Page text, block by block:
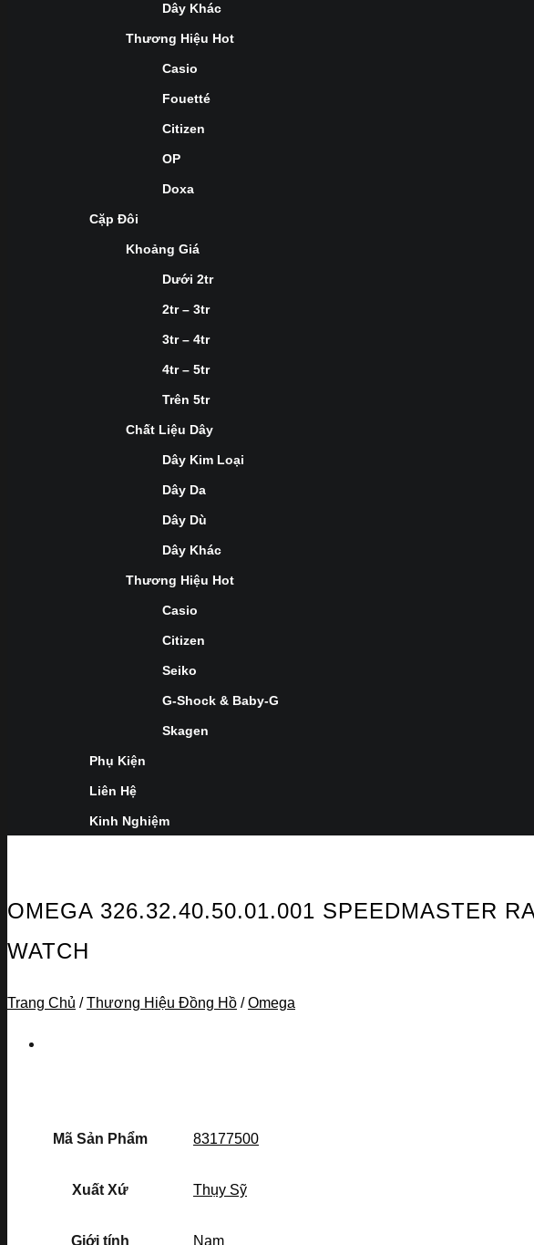
Dây Khác
Thương Hiệu Hot
Casio
Fouetté
Citizen
OP
Doxa
Cặp Đôi
Khoảng Giá
Dưới 2tr
2tr – 3tr
3tr – 4tr
4tr – 5tr
Trên 5tr
Chất Liệu Dây
Dây Kim Loại
Dây Da
Dây Dù
Dây Khác
Thương Hiệu Hot
Casio
Citizen
Seiko
G-Shock & Baby-G
Skagen
Phụ Kiện
Liên Hệ
Kinh Nghiệm
OMEGA 326.32.40.50.01.001 SPEEDMASTER
WATCH
Trang Chủ / Thương Hiệu Đồng Hồ / Omega
Mã Sản Phẩm 83177500
Xuất Xứ Thụy Sỹ
Giới tính Nam